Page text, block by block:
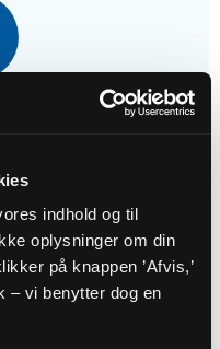
indhold og til
oplysninger om din
på knappen ’Afvis,’
vi benytter dog en